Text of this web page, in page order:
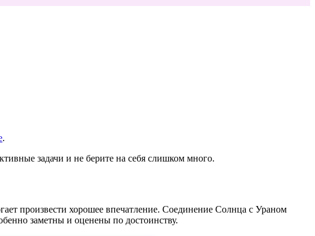
.
задачи и не берите на себя слишком много.
произвести хорошее впечатление. Соединение Солнца с Ураном
заметны и оценены по достоинству.